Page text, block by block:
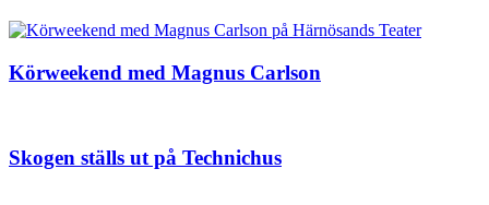
Körweekend med Magnus Carlson
Skogen ställs ut på Technichus